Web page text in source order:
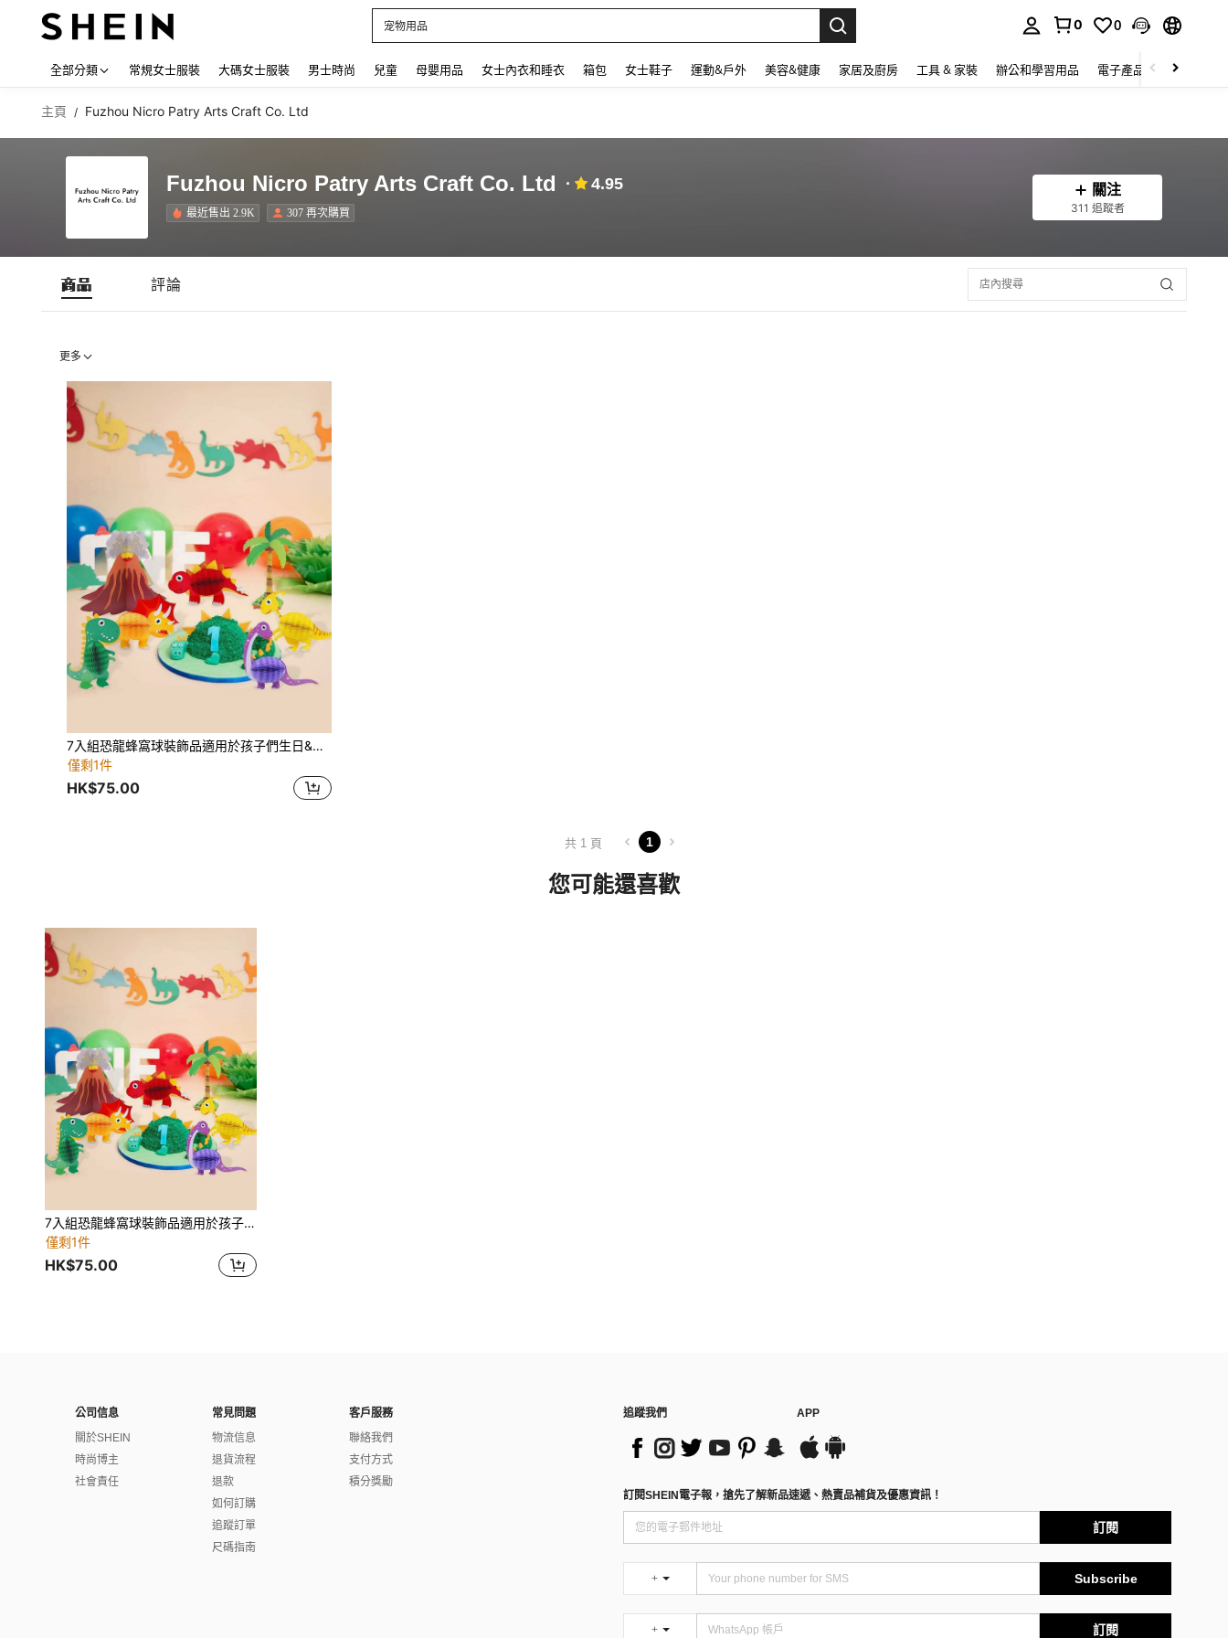
宠物用品
0 0
全部分類 常規女士服裝 大碼女士服裝 男士時尚 兒童 母嬰用品 女士內衣和睡衣 箱包 女士鞋子 運動&戶外 美容&健康 家居及廚房 工具 & 家裝 辦公和學習用品 電子產品 玩具
主頁 / Fuzhou Nicro Patry Arts Craft Co. Ltd
Fuzhou Nicro Patry Arts Craft Co. Ltd 4.95
最近售出 2.9K 307 再次購買
關注
311 追蹤者
商品 評論
更多
7入組恐龍蜂窩球裝飾品適用於孩子們生日&節日派對主題桌子裝飾用品,寶寶派對用品
僅剩1件
HK$75.00
共 1 頁 1
您可能還喜歡
7入組恐龍蜂窩球裝飾品適用於孩子們生日&節日派對主題桌子裝飾用品,寶寶派對用品
僅剩1件
HK$75.00
公司信息
關於SHEIN
時尚博主
社會責任
常見問題
物流信息
退貨流程
退款
如何訂購
追蹤訂單
尺碼指南
客戶服務
聯絡我們
支付方式
積分獎勵
追蹤我們 APP
訂閱SHEIN電子報，搶先了解新品速遞、熱賣品補貨及優惠資訊！
訂閱
+ Subscribe
+ 訂閱